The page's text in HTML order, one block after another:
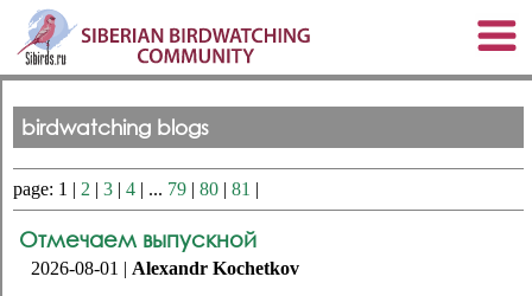
birdwatching blogs
page: 1 | 2 | 3 | 4 | ... 79 | 80 | 81 |
Отмечаем выпускной
2026-08-01 | Alexandr Kochetkov